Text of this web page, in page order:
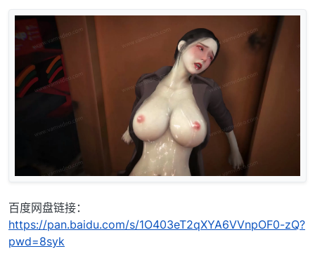
百度网盘链接：
https://pan.baidu.com/s/1O403eT2qXYA6VVnpOF0-zQ?
pwd=8syk